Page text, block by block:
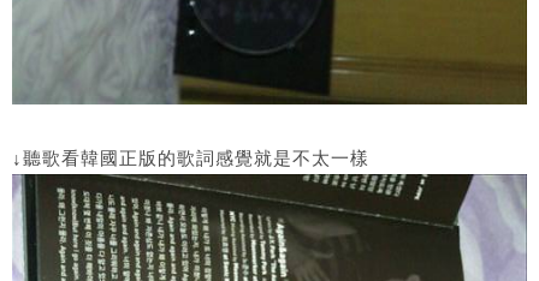
↓聽歌看韓國正版的歌詞感覺就是不太一樣